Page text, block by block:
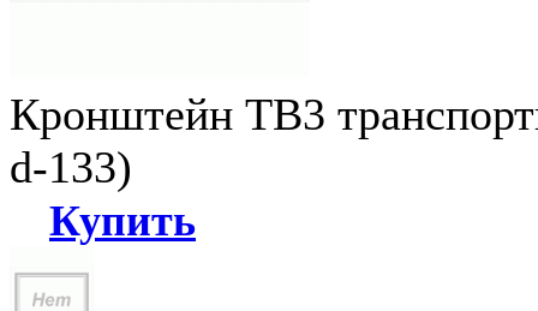
Кронштейн ТВ3
d-133)
Купить